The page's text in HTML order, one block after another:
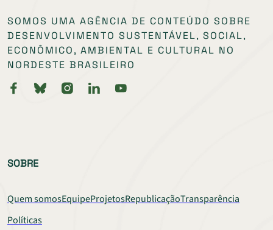
SOMOS UMA AGÊNCIA DE CONTEÚDO SOBRE
DESENVOLVIMENTO SUSTENTÁVEL, SOCIAL,
ECONÔMICO, AMBIENTAL E CULTURAL NO
NORDESTE BRASILEIRO
SOBRE
Quem somosEquipeProjetosRepublicaçãoTransparência
Políticas